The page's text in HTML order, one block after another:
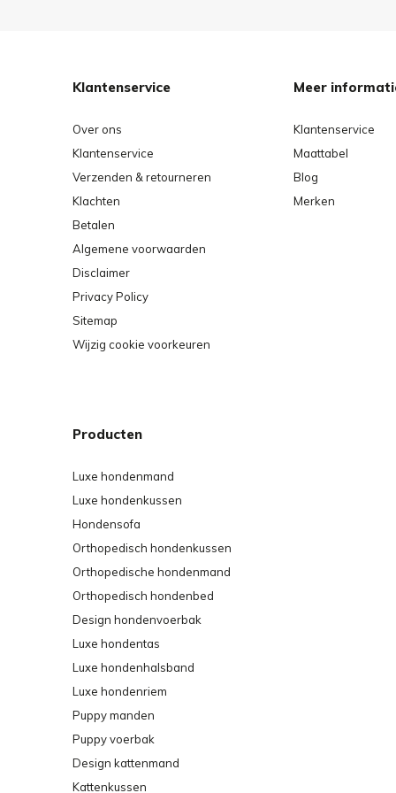
Klantenservice
Over ons
Klantenservice
Verzenden & retourneren
Klachten
Betalen
Algemene voorwaarden
Disclaimer
Privacy Policy
Sitemap
Wijzig cookie voorkeuren
Meer
Klantenservice
Maattabel
Blog
Merken
Producten
Luxe hondenmand
Luxe hondenkussen
Hondensofa
Orthopedisch hondenkussen
Orthopedische hondenmand
Orthopedisch hondenbed
Design hondenvoerbak
Luxe hondentas
Luxe hondenhalsband
Luxe hondenriem
Puppy manden
Puppy voerbak
Design kattenmand
Kattenkussen